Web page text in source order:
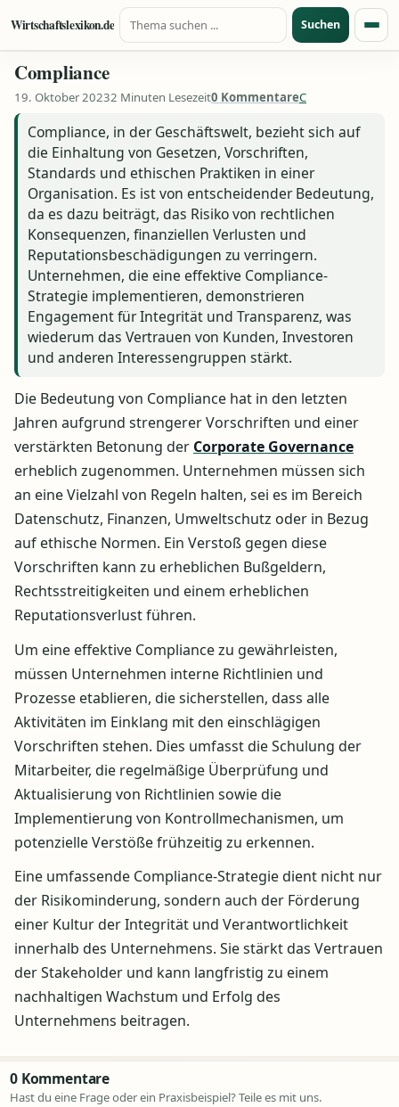
Zum Inhalt springen
Wirtschaftslexikon.de
Suche nach:
Suchen
Compliance
19. Oktober 20232 Minuten Lesezeit0 KommentareC
Compliance, in der Geschäftswelt, bezieht sich auf
die Einhaltung von Gesetzen, Vorschriften,
Standards und ethischen Praktiken in einer
Organisation. Es ist von entscheidender Bedeutung,
da es dazu beiträgt, das Risiko von rechtlichen
Konsequenzen, finanziellen Verlusten und
Reputationsbeschädigungen zu verringern.
Unternehmen, die eine effektive Compliance-
Strategie implementieren, demonstrieren
Engagement für Integrität und Transparenz, was
wiederum das Vertrauen von Kunden, Investoren
und anderen Interessengruppen stärkt.
Die Bedeutung von Compliance hat in den letzten
Jahren aufgrund strengerer Vorschriften und einer
verstärkten Betonung der Corporate Governance
erheblich zugenommen. Unternehmen müssen sich
an eine Vielzahl von Regeln halten, sei es im Bereich
Datenschutz, Finanzen, Umweltschutz oder in Bezug
auf ethische Normen. Ein Verstoß gegen diese
Vorschriften kann zu erheblichen Bußgeldern,
Rechtsstreitigkeiten und einem erheblichen
Reputationsverlust führen.
Um eine effektive Compliance zu gewährleisten,
müssen Unternehmen interne Richtlinien und
Prozesse etablieren, die sicherstellen, dass alle
Aktivitäten im Einklang mit den einschlägigen
Vorschriften stehen. Dies umfasst die Schulung der
Mitarbeiter, die regelmäßige Überprüfung und
Aktualisierung von Richtlinien sowie die
Implementierung von Kontrollmechanismen, um
potenzielle Verstöße frühzeitig zu erkennen.
Eine umfassende Compliance-Strategie dient nicht nur
der Risikominderung, sondern auch der Förderung
einer Kultur der Integrität und Verantwortlichkeit
innerhalb des Unternehmens. Sie stärkt das Vertrauen
der Stakeholder und kann langfristig zu einem
nachhaltigen Wachstum und Erfolg des
Unternehmens beitragen.
0 Kommentare
Hast du eine Frage oder ein Praxisbeispiel? Teile es mit uns.